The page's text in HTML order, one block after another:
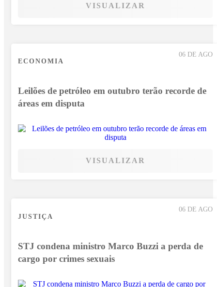
VISUALIZAR
06 DE AGO
ECONOMIA
Leilões de petróleo em outubro terão recorde de
áreas em disputa
VISUALIZAR
06 DE AGO
JUSTIÇA
STJ condena ministro Marco Buzzi a perda de
cargo por crimes sexuais